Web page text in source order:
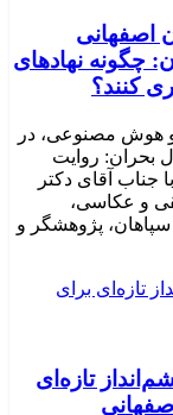
اصفهانی
چگونه نهادهای
کنند؟
و هوش مصنوعی، در
بحران: روایت
جناب آقای دکتر
و عکاسی،
پژوهشگر و
تازه‌ای